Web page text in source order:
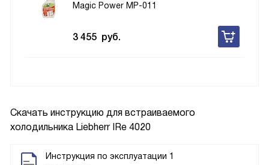
Скачать инструкцию для встраиваемого
холодильника Liebherr IRe 4020
Инструкция по эксплуатации 1
Magic Power MP-011
3 455 руб.